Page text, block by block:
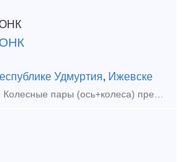
Удмуртия, Ижевске